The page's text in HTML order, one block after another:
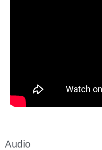
Audio